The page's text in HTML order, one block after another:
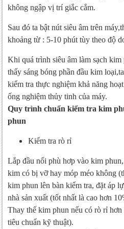
không ngập vị trí giắc cắm.
Sau đó ta bật nút siêu âm trên
khoảng từ : 5-10 phút tùy theo độ
Khi quá trình siêu âm làm sạch
thấy sáng bóng phần đầu kim
kiểm tra thực nghiệm khả năng
ống nghiệm thủy tinh của máy.
Quy trình chuẩn kiểm tra kim
phun
Kiểm tra rò rỉ
Lắp đầu nối phù hơp vào kim
kim có bị vỡ hay móp méo không
kim phun lên bàn kiểm tra, đặt áp
nhà sản xuất (tốt nhất là cao hơn
Thay thế kim phun nếu có rò rỉ
tiêu chuẩn kỹ thuật).